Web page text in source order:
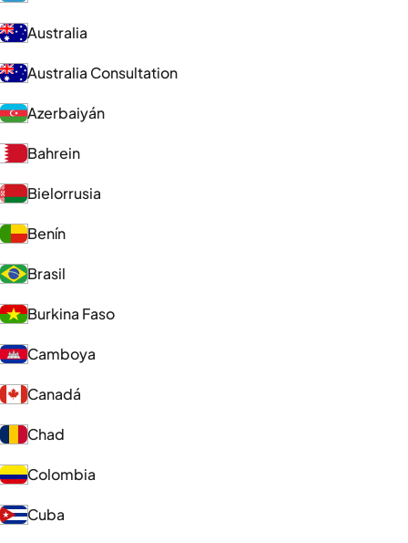
Australia
Australia Consultation
Azerbaiyán
Bahrein
Bielorrusia
Benín
Brasil
Burkina Faso
Camboya
Canadá
Chad
Colombia
Cuba